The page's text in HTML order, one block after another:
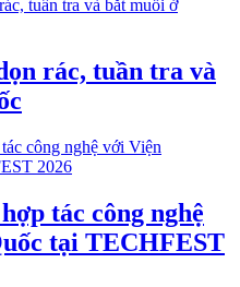
rác, tuần tra và
tác công nghệ
tại TECHFEST